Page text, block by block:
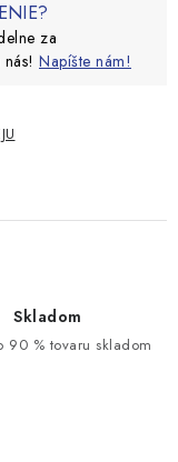
za
Napíšte nám!
Skladom
90 % tovaru skladom